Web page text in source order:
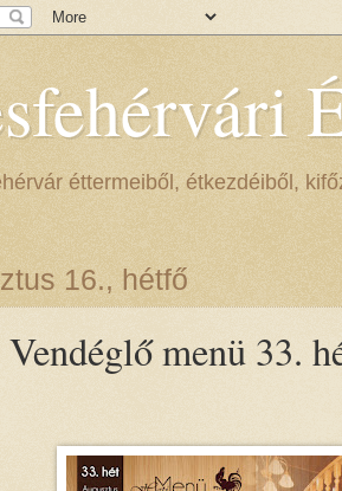
éttermeiből, étkezdéiből,
16., hétfő
menü 33.